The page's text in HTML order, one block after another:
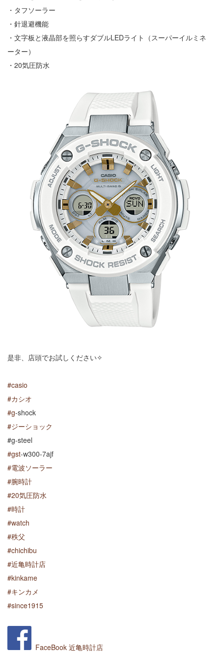
・タフソーラー
・針退避機能
・文字板と液晶部を照らすダブルLEDライト（スーパーイルミネ
ーター）
・20気圧防水
是非、店頭でお試しください✧
#casio
#カシオ
#g-shock
#ジーショック
#g-steel
#gst-w300-7ajf
#電波ソーラー
#腕時計
#20気圧防水
#時計
#watch
#秩父
#chichibu
#近亀時計店
#kinkame
#キンカメ
#since1915
FaceBook 近亀時計店